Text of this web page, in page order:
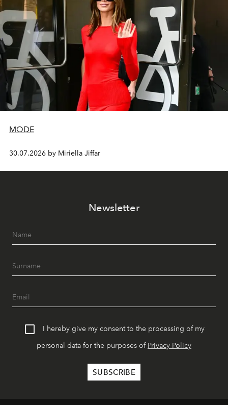
MODE
30.07.2026 by Miriella Jiffar
Newsletter
I hereby give my consent to the processing of my
personal data for the purposes of Privacy Policy